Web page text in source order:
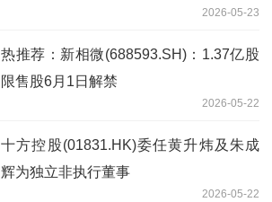
2026-05-23
热推荐：新相微(688593.SH)：1.37亿股
限售股6月1日解禁
2026-05-22
十方控股(01831.HK)委任黄升炜及朱成
辉为独立非执行董事
2026-05-22